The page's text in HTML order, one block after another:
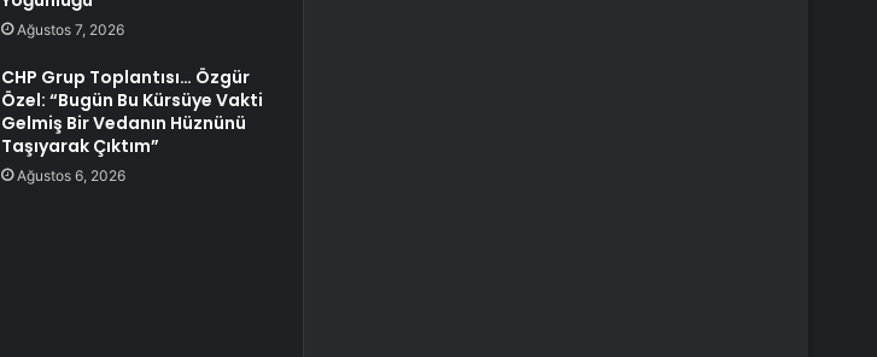
Ağustos 7, 2026
CHP Grup Toplantısı… Özgür
Özel: “Bugün Bu Kürsüye Vakti
Gelmiş Bir Vedanın Hüznünü
Taşıyarak Çıktım”
Ağustos 6, 2026